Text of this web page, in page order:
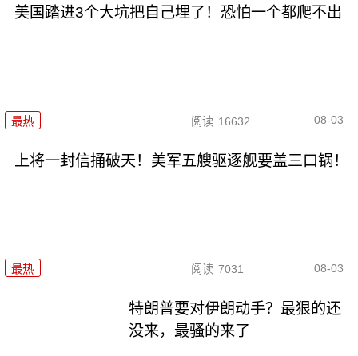
美国踏进3个大坑把自己埋了！恐怕一个都爬不出
最热 阅读 16632 08-03
上将一封信捅破天！美军五艘驱逐舰要盖三口锅！
最热 阅读 7031 08-03
特朗普要对伊朗动手？最狠的还
没来，最骚的来了